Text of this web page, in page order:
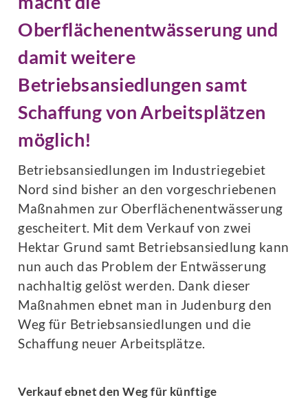
Oberflächenentwässerung und
damit weitere
Betriebsansiedlungen samt
Schaffung von Arbeitsplätzen
möglich!
Betriebsansiedlungen im Industriegebiet
Nord sind bisher an den vorgeschriebenen
Maßnahmen zur Oberflächenentwässerung
gescheitert. Mit dem Verkauf von zwei
Hektar Grund samt Betriebsansiedlung kann
nun auch das Problem der Entwässerung
nachhaltig gelöst werden. Dank dieser
Maßnahmen ebnet man in Judenburg den
Weg für Betriebsansiedlungen und die
Schaffung neuer Arbeitsplätze.
Verkauf ebnet den Weg für künftige